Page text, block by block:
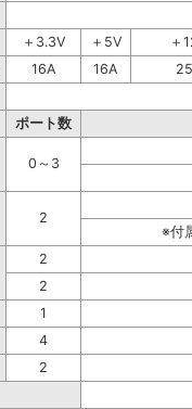
＋3.3V ＋5V
＋
16A 16A
ポート数
0～3
2
※付
2
2
1
4
2